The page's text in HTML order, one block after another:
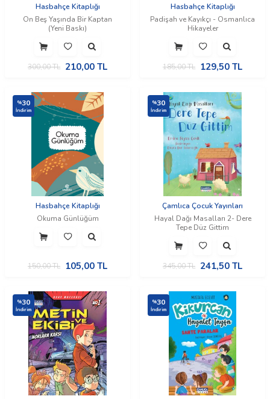
Hasbahçe Kitaplığı
On Beş Yaşında Bir Kaptan
(Yeni Baskı)
300,00TL 210,00 TL
Hasbahçe Kitaplığı
Padişah ve Kayıkçı - Osmanlıca
Hikayeler
185,00TL 129,50 TL
%30
İndirim
Hasbahçe Kitaplığı
Okuma Günlüğüm
150,00TL 105,00 TL
%30
İndirim
Çamlıca Çocuk Yayınları
Hayal Dağı Masalları 2- Dere
Tepe Düz Gittim
345,00TL 241,50 TL
%30
İndirim
%30
İndirim